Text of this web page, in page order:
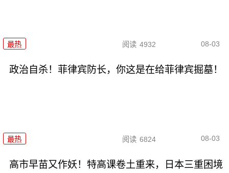
最热 阅读 4932 08-03
政治自杀！菲律宾防长，你这是在给菲律宾掘墓！
最热 阅读 6824 08-03
高市早苗又作妖！特高课卷土重来，日本三重困境